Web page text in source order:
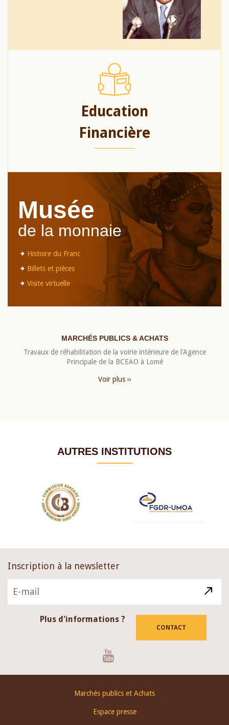
Education
Financière
Musée
de la monnaie
Histoire du Franc
Billets et pièces
Visite virtuelle
MARCHÉS PUBLICS & ACHATS
Travaux de réhabilitation de la voirie intérieure de l’Agence
Principale de la BCEAO à Lomé
Voir plus ››
AUTRES INSTITUTIONS
Inscription à la newsletter
Plus d'informations ?
CONTACT
Marchés publics et Achats
Espace presse